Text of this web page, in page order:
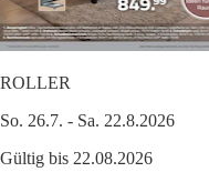
ROLLER
So. 26.7. - Sa. 22.8.2026
Gültig bis 22.08.2026